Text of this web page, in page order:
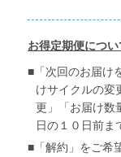
お得定期便につい
「次回のお届
けサイクルの変
更」「お届け数
日の１０日前ま
「解約」をご